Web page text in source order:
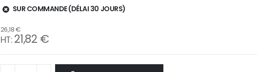
SUR COMMANDE (DÉLAI 30 JOURS)
26,18 €
21,82 €